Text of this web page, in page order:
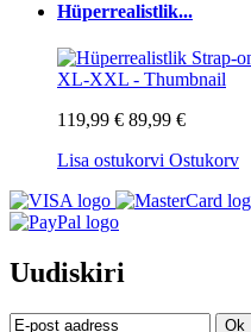
Hüperrealistlik...
119,99 € 89,99 €
Lisa ostukorvi Ostukorv
Uudiskiri
Ok